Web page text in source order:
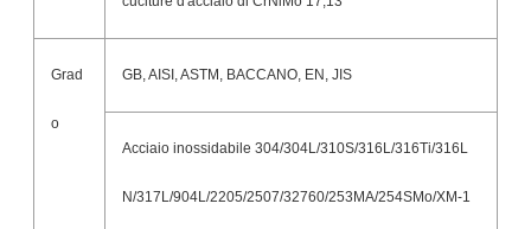
Grad
o
GB, AISI, ASTM, BACCANO, EN, JIS
Acciaio inossidabile 304/304L/310S/316L/316Ti/316L
N/317L/904L/2205/2507/32760/253MA/254SMo/XM-1